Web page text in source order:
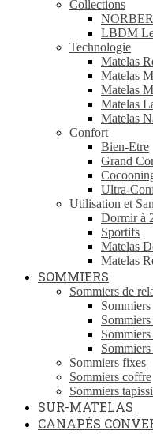
Collections
LBDM
Technologie
Matelas
Matelas
Matelas
Matelas
Matelas
Confort
Bien-Etre
Grand
Ultra-
Utilisation et
Dormir à
Sportifs
Matelas
Matelas
SOMMIERS
Sommiers de
Sommiers fixes
Sommiers coffre
Sommiers
SUR-MATELAS
CANAPÉS